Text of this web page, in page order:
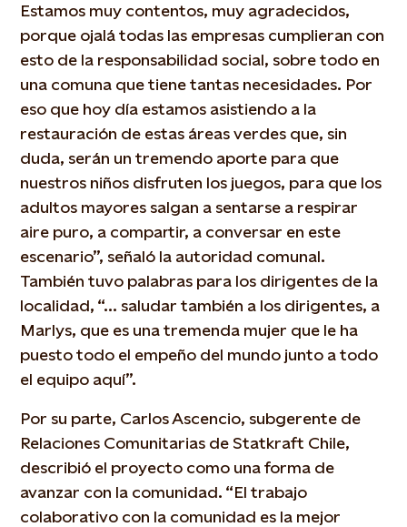
Estamos muy contentos, muy agradecidos,
porque ojalá todas las empresas cumplieran con
esto de la responsabilidad social, sobre todo en
una comuna que tiene tantas necesidades. Por
eso que hoy día estamos asistiendo a la
restauración de estas áreas verdes que, sin
duda, serán un tremendo aporte para que
nuestros niños disfruten los juegos, para que los
adultos mayores salgan a sentarse a respirar
aire puro, a compartir, a conversar en este
escenario”, señaló la autoridad comunal.
También tuvo palabras para los dirigentes de la
localidad, “… saludar también a los dirigentes, a
Marlys, que es una tremenda mujer que le ha
puesto todo el empeño del mundo junto a todo
el equipo aquí”.
Por su parte, Carlos Ascencio, subgerente de
Relaciones Comunitarias de Statkraft Chile,
describió el proyecto como una forma de
avanzar con la comunidad. “El trabajo
colaborativo con la comunidad es la mejor